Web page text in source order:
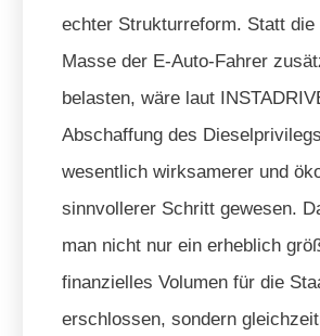
echter Strukturreform. Statt die
Masse der E-Auto-Fahrer
belasten, wäre laut
Abschaffung des
wesentlich wirksamerer und
sinnvollerer Schritt gewesen.
man nicht nur ein erheblich
finanzielles Volumen für die
erschlossen, sondern